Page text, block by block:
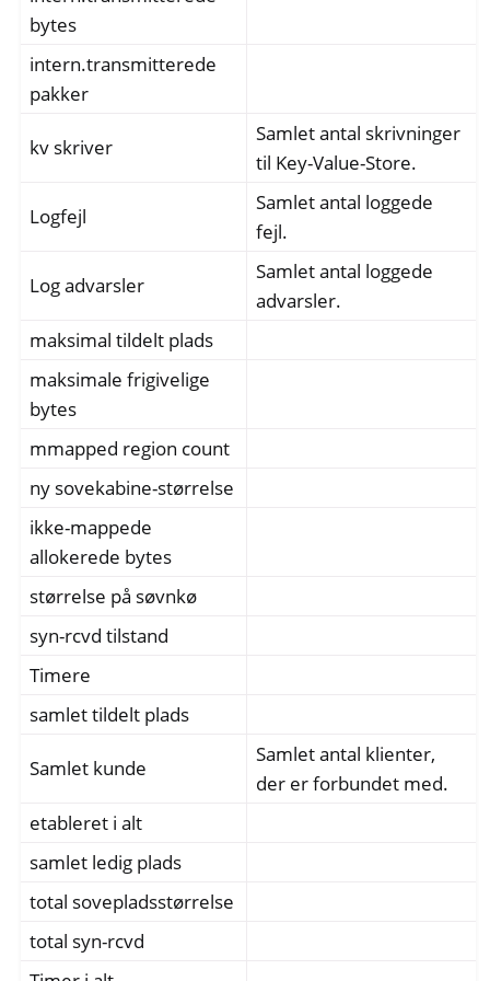
bytes
intern.transmitterede
pakker
kv skriver
Samlet antal skrivninger
til Key-Value-Store.
Logfejl
Samlet antal loggede
fejl.
Log advarsler
Samlet antal loggede
advarsler.
maksimal tildelt plads
maksimale frigivelige
bytes
mmapped region count
ny sovekabine-størrelse
ikke-mappede
allokerede bytes
størrelse på søvnkø
syn-rcvd tilstand
Timere
samlet tildelt plads
Samlet kunde
Samlet antal klienter,
der er forbundet med.
etableret i alt
samlet ledig plads
total sovepladsstørrelse
total syn-rcvd